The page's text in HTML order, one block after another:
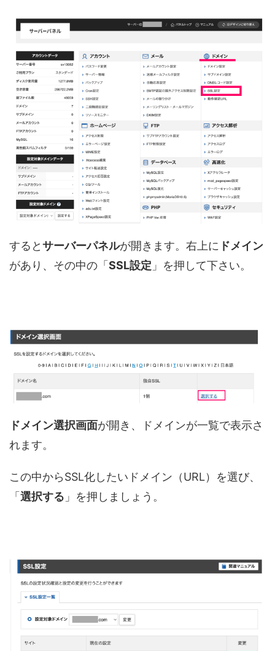
するとサーバーパネルが開きます。右上に ドメイン
があり、その中の「 SSL設定 」を押して下さい。
ドメイン選択画面が開き、ドメインが一覧で表示さ
れます。
この中からSSL化したいドメイン（URL）を選び、
「選択する 」を押しましょう。